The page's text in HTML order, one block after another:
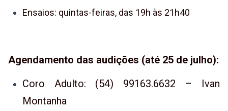
Ensaios: quintas-feiras, das 19h às 21h40
Agendamento das audições (até 25 de julho):
Coro Adulto: (54) 99163.6632 – Ivan
Montanha